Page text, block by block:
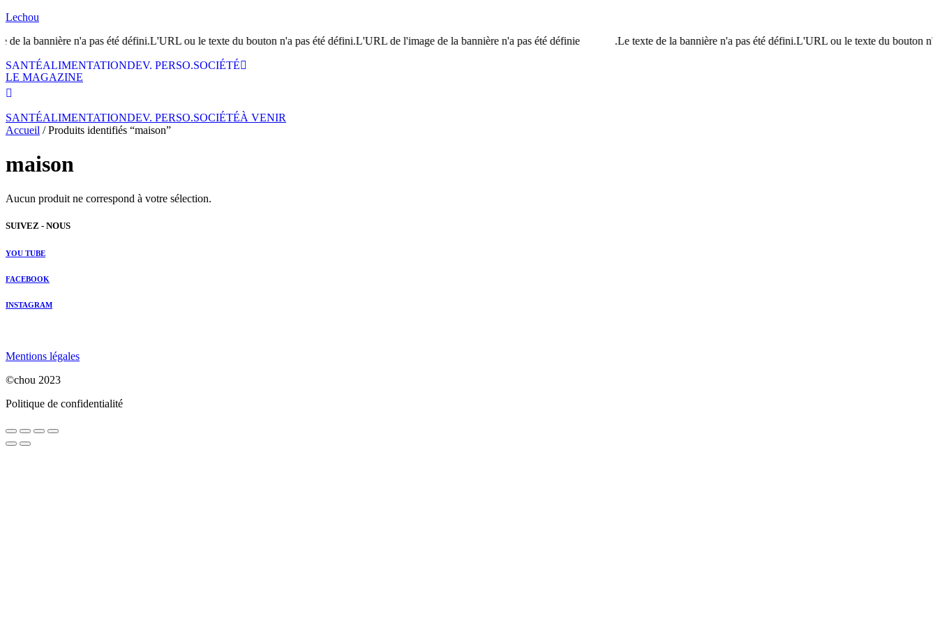
Lechou
de la bannière n'a pas été défini.L'URL ou le texte du bouton n'a pas été défini.L'URL de l'image de la bannière n'a pas été définie.
Le texte de la bannière n'a pas été défini.L'URL ou le texte du bouton
SANTÉALIMENTATIONDEV. PERSO.SOCIÉTÉ
LE MAGAZINE
SANTÉALIMENTATIONDEV. PERSO.SOCIÉTÉÀ VENIR
Accueil / Produits identifiés “maison”
maison
Aucun produit ne correspond à votre sélection.
SUIVEZ - NOUS
YOU TUBE
FACEBOOK
INSTAGRAM
Mentions légales
©chou 2023
Politique de confidentialité